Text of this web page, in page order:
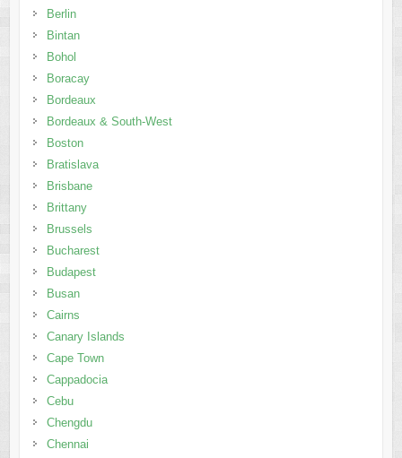
Berlin
Bintan
Bohol
Boracay
Bordeaux
Bordeaux & South-West
Boston
Bratislava
Brisbane
Brittany
Brussels
Bucharest
Budapest
Busan
Cairns
Canary Islands
Cape Town
Cappadocia
Cebu
Chengdu
Chennai